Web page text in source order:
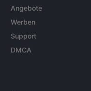
Angebote
Werben
Support
DMCA